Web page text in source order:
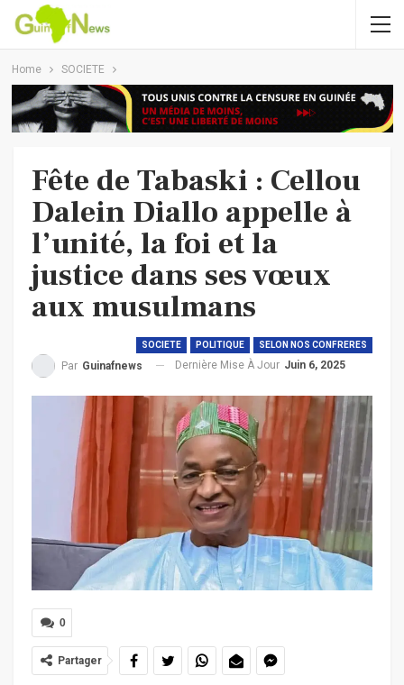
Home SOCIETE
Fête de Tabaski : Cellou
Dalein Diallo appelle à
l’unité, la foi et la
justice dans ses vœux
aux musulmans
SOCIETE POLITIQUE SELON NOS CONFRERES
Par Guinafnews Dernière Mise À Jour Juin 6, 2025
0
Partager